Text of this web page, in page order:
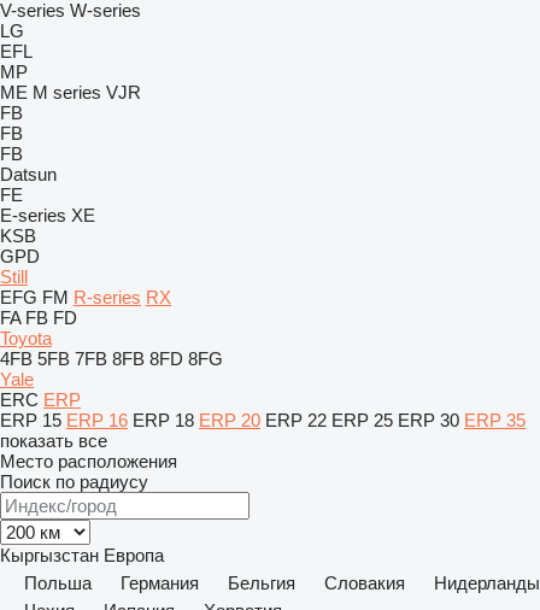
V-series W-series
LG
EFL
MP
ME M series VJR
FB
FB
FB
Datsun
FE
E-series XE
KSB
GPD
Still
EFG FM R-series RX
FA FB FD
Toyota
4FB 5FB 7FB 8FB 8FD 8FG
Yale
ERC ERP
ERP 15 ERP 16 ERP 18 ERP 20 ERP 22 ERP 25 ERP 30 ERP 35
показать все
Место расположения
Поиск по радиусу
Кыргызстан Европа
Польша
Германия Бельгия Словакия
Нидерланды